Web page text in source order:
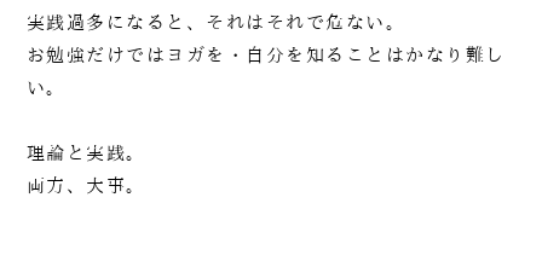
実践過多になると、それはそれで危ない。
お勉強だけではヨガを・自分を知ることはかなり難し
い。
理論と実践。
両方、大事。
火曜日～日曜日 / 8：00～20：00（月曜日定休）